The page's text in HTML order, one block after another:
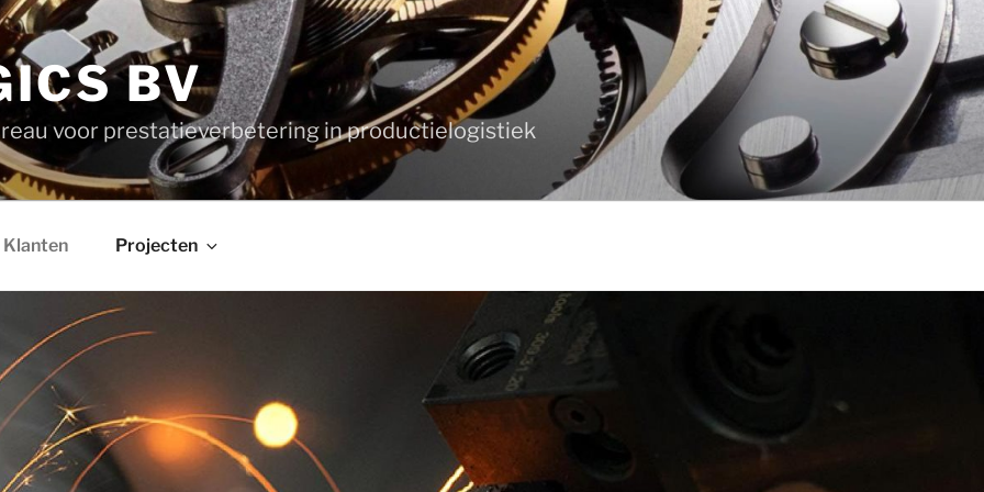
BV
voor prestatieverbetering in productielogistiek
Klanten Projecten